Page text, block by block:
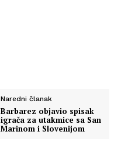
Naredni članak
Barbarez objavio spisak
igrača za utakmice sa San
Marinom i Slovenijom